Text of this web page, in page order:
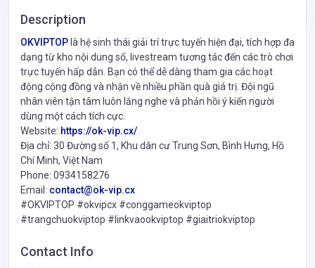
Description
OKVIPTOP là hệ sinh thái giải trí trực tuyến hiện đại, tích hợp đa
dạng từ kho nội dung số, livestream tương tác đến các trò chơi
trực tuyến hấp dẫn. Bạn có thể dễ dàng tham gia các hoạt
động cộng đồng và nhận về nhiều phần quà giá trị. Đội ngũ
nhân viên tận tâm luôn lắng nghe và phản hồi ý kiến người
dùng một cách tích cực.
Website: https://ok-vip.cx/
Địa chỉ: 30 Đường số 1, Khu dân cư Trung Sơn, Bình Hưng, Hồ
Chí Minh, Việt Nam
Phone: 0934158276
Email: contact@ok-vip.cx
#OKVIPTOP #okvipcx #conggameokviptop
#trangchuokviptop #linkvaookviptop #giaitriokviptop
Contact Info